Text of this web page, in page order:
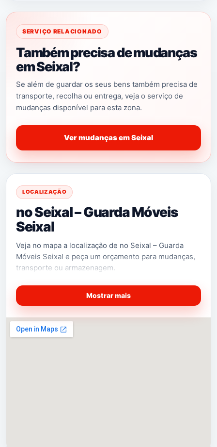
SERVIÇO RELACIONADO
Também precisa de mudanças
em Seixal?
Se além de guardar os seus bens também precisa de
transporte, recolha ou entrega, veja o serviço de
mudanças disponível para esta zona.
Ver mudanças em Seixal
LOCALIZAÇÃO
no Seixal – Guarda Móveis
Seixal
Veja no mapa a localização de no Seixal – Guarda
Móveis Seixal e peça um orçamento para mudanças,
transporte ou armazenagem.
Mostrar mais